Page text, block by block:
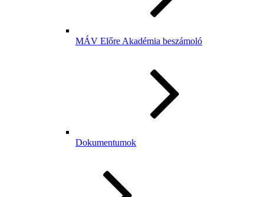
MÁV Előre Akadémia beszámoló
Dokumentumok